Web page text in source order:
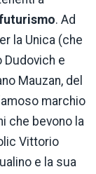
. Ad
la Unica (che
Dudovich e
Mauzan, del
marchio
che bevono la
Vittorio
e la sua